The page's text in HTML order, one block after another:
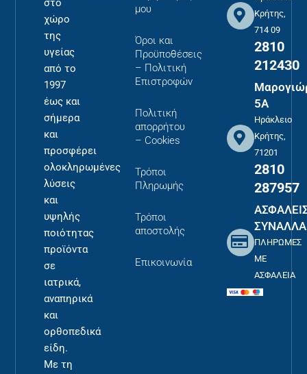
στο
χώρο
της
υγείας
από το
1997
έως και
σήμερα
και
προσφέρει
ολοκληρωμένες
λύσεις
και
υψηλής
ποιότητας
προϊόντα
σε
ιατρικά,
αναπηρικά
και
ορθοπεδικά
είδη.
Με τη
μου
Όροι και
Προϋποθέσεις
– Πολιτική
Επιστροφών
Πολιτική
απορρήτου
– Cookies
Τρόποι
Πληρωμής
Τρόποι
αποστολής
Επικοινωνία
Κρήτης,
714 09
2810
212430
5Α
Ηράκλειο
Κρήτης,
71201
2810
287957
ΠΛΗΡΩΜΕΣ
ΜΕ
ΑΣΦΑΛΕΙΑ